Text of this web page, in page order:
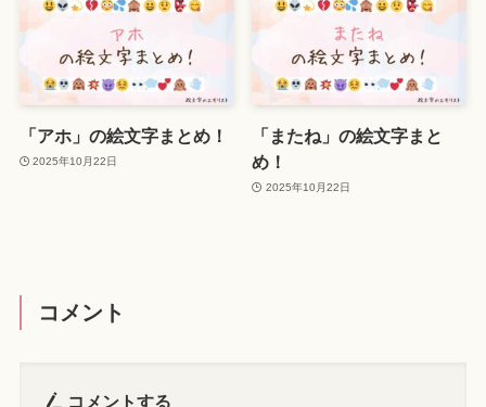
「アホ」の絵文字まとめ！
2025年10月22日
「またね」の絵文字まと
め！
2025年10月22日
コメント
コメントする